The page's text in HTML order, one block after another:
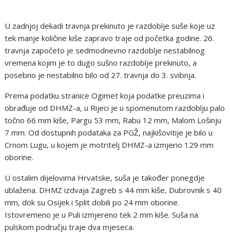
U zadnjoj dekadi travnja prekinuto je razdoblje suše koje uz
tek manje količine kiše zapravo traje od početka godine. 26.
travnja započeto je sedmodnevno razdoblje nestabilnog
vremena kojim je to dugo sušno razdoblje prekinuto, a
posebno je nestabilno bilo od 27. travnja do 3. svibnja.
Prema podatku stranice Ogimet koja podatke preuzima i
obrađuje od DHMZ-a, u Rijeci je u spomenutom razdoblju palo
točno 66 mm kiše, Pargu 53 mm, Rabu 12 mm, Malom Lošinju
7 mm. Od dostupnih podataka za PGŽ, najkišovitije je bilo u
Crnom Lugu, u kojem je motritelj DHMZ-a izmjerio 129 mm
oborine.
U ostalim dijelovima Hrvatske, suša je također ponegdje
ublažena. DHMZ izdvaja Zagreb s 44 mm kiše, Dubrovnik s 40
mm, dok su Osijek i Split dobili po 24 mm oborine.
Istovremeno je u Puli izmjereno tek 2 mm kiše. Suša na
pulskom području traje dva mjeseca.